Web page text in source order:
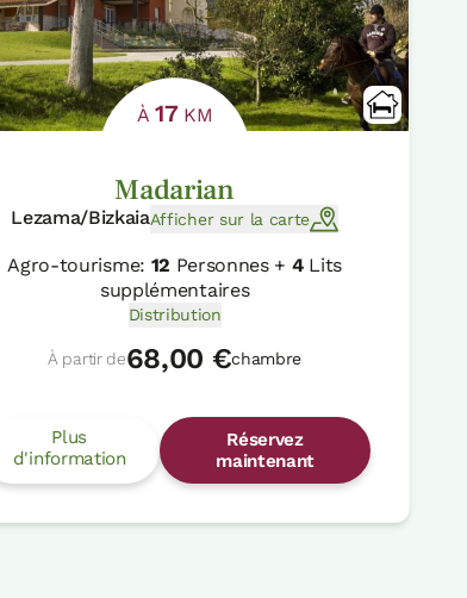
À17KM
Madarian
Lezama/BizkaiaAfficher sur la carte
Agro-tourisme: 12 Personnes + 4Lits
supplémentaires
Distribution
À partir de68,00 €chambre
Plus
d'information
Réservez
maintenant